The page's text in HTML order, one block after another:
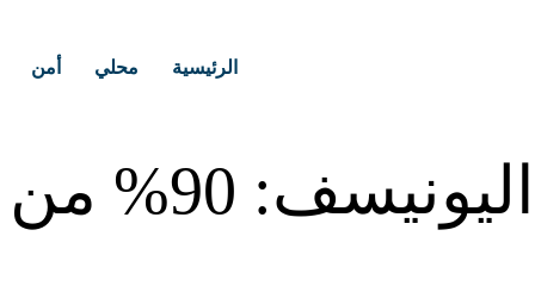
الرئيسية محلي أمن
اليونيسف: 90% من سكان غزة لا يحصلون على المياه